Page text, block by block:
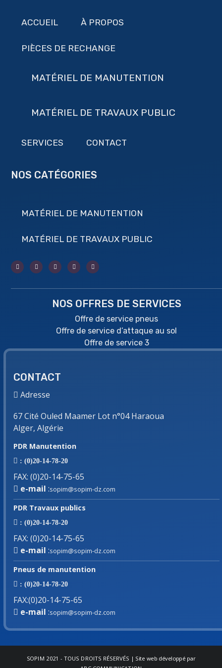
ACCUEIL À PROPOS
PIÈCES DE RECHANGE
MATÉRIEL DE MANUTENTION
MATÉRIEL DE TRAVAUX PUBLIC
SERVICES CONTACT
NOS CATÉGORIES
MATÉRIEL DE MANUTENTION
MATÉRIEL DE TRAVAUX PUBLIC
NOS OFFRES DE SERVICES
Offre de service pneus
Offre de service d’attaque au sol
Offre de service 3
CONTACT
Adresse
67 Cité Ouled Maamer Lot n°04 Haraoua
Alger, Algérie
PDR Manutention
: (0)20-14-78-20
FAX:(0)20-14-75-65
e-mail:sopim@sopim-dz.com
PDR Travaux publics
: (0)20-14-78-20
FAX:(0)20-14-75-65
e-mail:sopim@sopim-dz.com
Pneus de manutention
: (0)20-14-78-20
FAX:(0)20-14-75-65
e-mail:sopim@sopim-dz.com
SOPIM 2021 - TOUS DROITS RÉSERVÉS | Site web développé par